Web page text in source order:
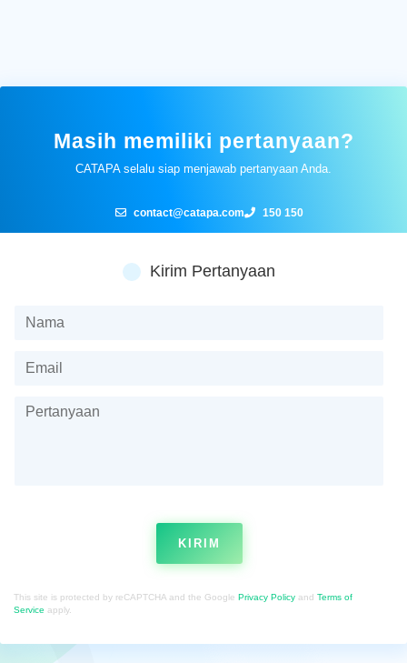
Masih memiliki pertanyaan?
CATAPA selalu siap menjawab pertanyaan Anda.
contact@catapa.com 150 150
Kirim Pertanyaan
KIRIM
This site is protected by reCAPTCHA and the Google Privacy Policy and Terms of
Service apply.